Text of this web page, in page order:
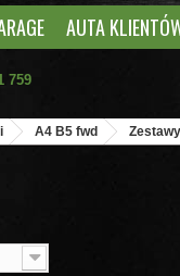
AUTA
759
A4 B5 fwd